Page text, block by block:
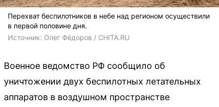
Перехват беспилотников в небе над регионом осуществили
в первой половине дня.
Источник: Олег Фёдоров / CHITA.RU
Военное ведомство РФ сообщило об
уничтожении двух беспилотных летательных
аппаратов в воздушном пространстве